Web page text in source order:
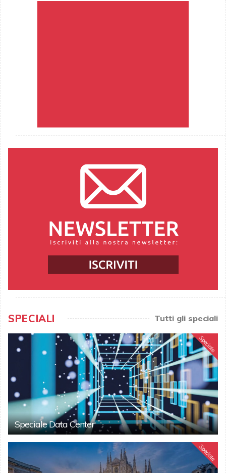
SPECIALI Tutti gli speciali
Speciale
Speciale Data Center
Speciale